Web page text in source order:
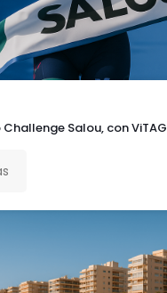
Challenge Salou, con ViTAG